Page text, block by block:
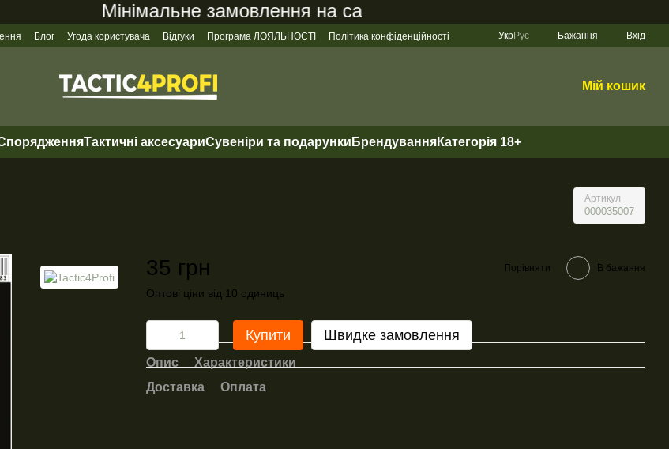
Мінімальне замовлення на сайті становить 200 грн
Блог Угода користувача Відгуки Програма ЛОЯЛЬНОСТІ
Політика конфіденційності
УкрРус Бажання Вхід
Мій кошик
Тактичні аксесуариСувеніри та подарунки БрендуванняКатегорія 18+
Артикул
000035007
35 грн Порівняти В бажання
Оптові ціни від 10 одиниць
Купити Швидке замовлення
Опис
Характеристики
Доставка
Оплата